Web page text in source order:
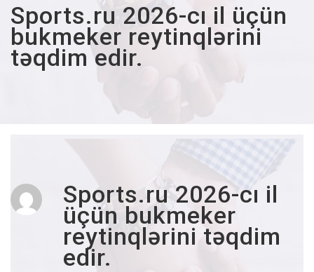
Sports.ru 2026-cı il üçün
bukmeker reytinqlərini
təqdim edir.
Sports.ru 2026-cı il
üçün bukmeker
reytinqlərini təqdim
edir.